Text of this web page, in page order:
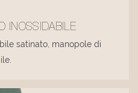
INOSSIDABILE
satinato, manopole di